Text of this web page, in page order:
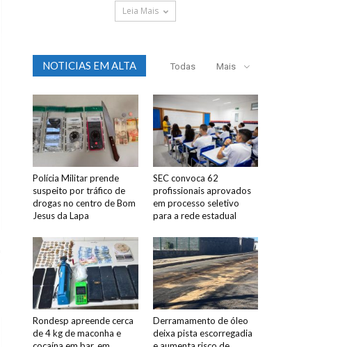
Leia Mais
NOTICIAS EM ALTA Todas Mais
Polícia Militar prende
suspeito por tráfico de
drogas no centro de Bom
Jesus da Lapa
SEC convoca 62
profissionais aprovados
em processo seletivo
para a rede estadual
Rondesp apreende cerca
de 4 kg de maconha e
Derramamento de óleo
deixa pista escorregadia